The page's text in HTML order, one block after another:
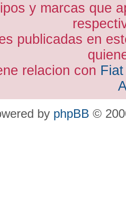
y marcas que
publicadas en
relacion con
by phpBB ©